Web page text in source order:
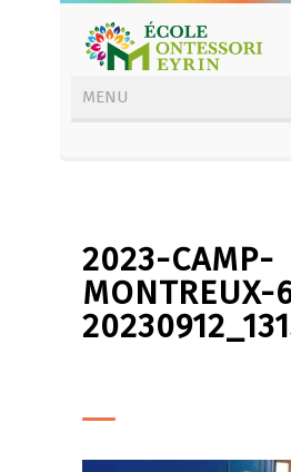
2023-CAMP-
MONTREUX-